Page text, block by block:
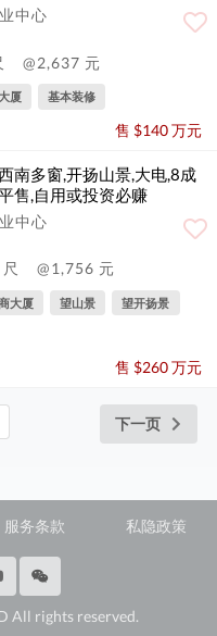
中心
@2,637 元
厦 基本装修
售 $140 万元
南多窗,开扬山景,大电,8成
售,自用或投资必赚
中心
@1,756 元
大厦 望山景 望开扬景
售 $260 万元
下一页
服务条款 私隐政策
All rights reserved.